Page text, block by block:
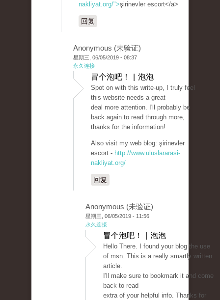
nakliyat.org/">şirinevler escort</a>
回复
Anonymous (未验证)
星期三, 06/05/2019 - 08:37
永久连接
冒个泡吧！ | 泡泡
Spot on with this write-up, I truly feel
this website needs a great
deal more attention. I'll probably be
back again to read through more,
thanks for the information!
Also visit my web blog: şirinevler
escort - http://www.uluslararasi-
nakliyat.org/
回复
Anonymous (未验证)
星期三, 06/05/2019 - 11:56
永久连接
冒个泡吧！ | 泡泡
Hello There. I found your blog the use
of msn. This is a really smartly written
article.
I'll make sure to bookmark it and come
back to read
extra of your helpful info. Thanks for